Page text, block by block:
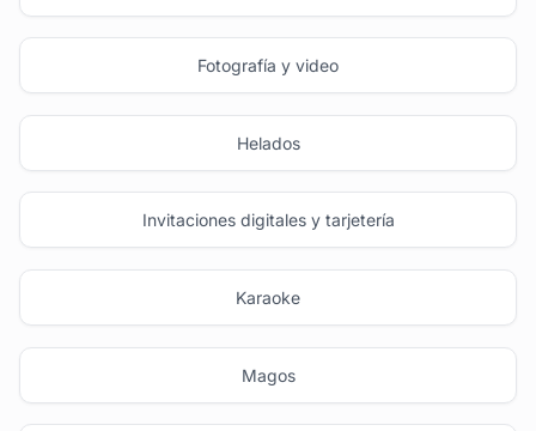
Fotografía y video
Helados
Invitaciones digitales y tarjetería
Karaoke
Magos